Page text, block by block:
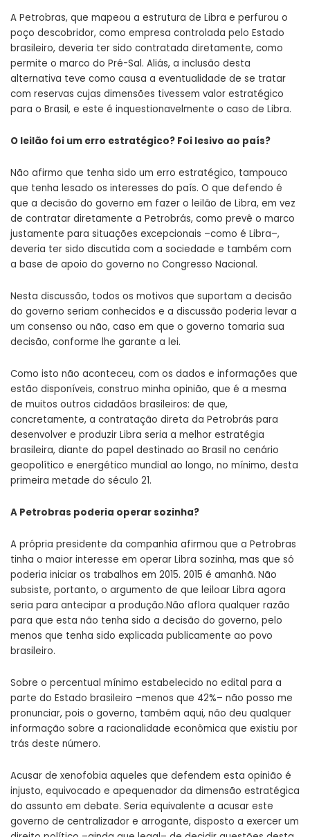
A Petrobras, que mapeou a estrutura de Libra e perfurou o
poço descobridor, como empresa controlada pelo Estado
brasileiro, deveria ter sido contratada diretamente, como
permite o marco do Pré-Sal. Aliás, a inclusão desta
alternativa teve como causa a eventualidade de se tratar
com reservas cujas dimensões tivessem valor estratégico
para o Brasil, e este é inquestionavelmente o caso de Libra.
O leilão foi um erro estratégico? Foi lesivo ao país?
Não afirmo que tenha sido um erro estratégico, tampouco
que tenha lesado os interesses do país. O que defendo é
que a decisão do governo em fazer o leilão de Libra, em vez
de contratar diretamente a Petrobrás, como prevê o marco
justamente para situações excepcionais –como é Libra–,
deveria ter sido discutida com a sociedade e também com
a base de apoio do governo no Congresso Nacional.
Nesta discussão, todos os motivos que suportam a decisão
do governo seriam conhecidos e a discussão poderia levar a
um consenso ou não, caso em que o governo tomaria sua
decisão, conforme lhe garante a lei.
Como isto não aconteceu, com os dados e informações que
estão disponíveis, construo minha opinião, que é a mesma
de muitos outros cidadãos brasileiros: de que,
concretamente, a contratação direta da Petrobrás para
desenvolver e produzir Libra seria a melhor estratégia
brasileira, diante do papel destinado ao Brasil no cenário
geopolítico e energético mundial ao longo, no mínimo, desta
primeira metade do século 21.
A Petrobras poderia operar sozinha?
A própria presidente da companhia afirmou que a Petrobras
tinha o maior interesse em operar Libra sozinha, mas que só
poderia iniciar os trabalhos em 2015. 2015 é amanhã. Não
subsiste, portanto, o argumento de que leiloar Libra agora
seria para antecipar a produção.Não aflora qualquer razão
para que esta não tenha sido a decisão do governo, pelo
menos que tenha sido explicada publicamente ao povo
brasileiro.
Sobre o percentual mínimo estabelecido no edital para a
parte do Estado brasileiro –menos que 42%– não posso me
pronunciar, pois o governo, também aqui, não deu qualquer
informação sobre a racionalidade econômica que existiu por
trás deste número.
Acusar de xenofobia aqueles que defendem esta opinião é
injusto, equivocado e apequenador da dimensão estratégica
do assunto em debate. Seria equivalente a acusar este
governo de centralizador e arrogante, disposto a exercer um